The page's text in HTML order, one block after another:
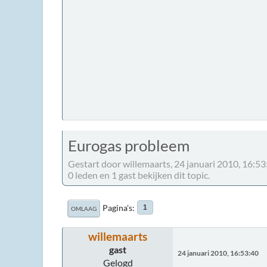
Eurogas probleem
Gestart door willemaarts, 24 januari 2010,
0 leden en 1 gast bekijken dit topic.
OMLAAG Pagina's 1
willemaarts
gast
Gelogd
24 januari 2010, 16:53:40